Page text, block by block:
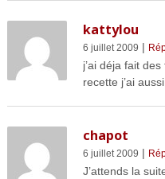
kattylou
6 juillet 2009 |
j’ai déja fait
recette j’ai
chapot
6 juillet 2009 |
J’attends la